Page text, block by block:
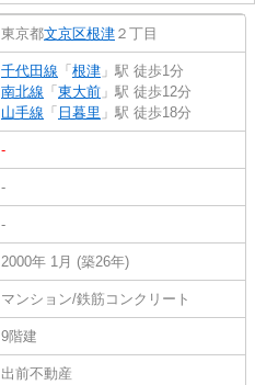
東京都文京区根津 ２丁目
千代田線 「 根津 」駅 徒歩1分
南北線 「 東大前 」駅 徒歩12分
山手線 「 日暮里 」駅 徒歩18分
-
-
-
2000年 1月 (築26年)
マンション/鉄筋コンクリート
9階建
出前不動産